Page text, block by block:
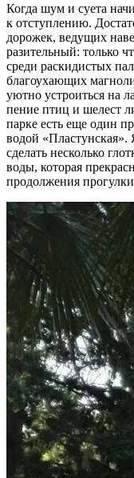
Когда шум и суета
к отступлению.
дорожек, ведущих
разительный: только
среди раскидистых
благоухающих
уютно устроиться на
пение птиц и шелест
парке есть еще один
водой «Пластунская».
сделать несколько
воды, которая
продолжения